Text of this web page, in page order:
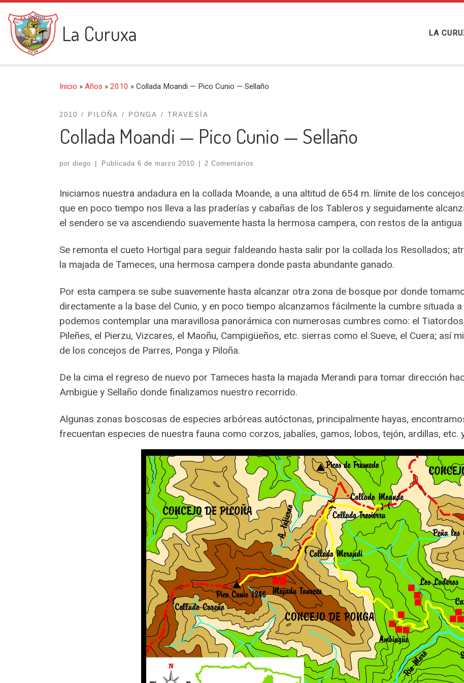
Saltar al contenido
La Curuxa LA
Inicio » Años » 2010 » Collada Moandi — Pico Cunio — Sellaño
2010 PILOÑA PONGA TRAVESÍA
Collada Moandi — Pico Cunio — Sellaño
por diego Publicada 6 de marzo 2010 2 Comentarios
Iniciamos nuestra andadura en la collada Moande, a una altitud de 654 m. límite de los
que en poco tiempo nos lleva a las praderías y cabañas de los Tableros y seguidamente
el sendero se va ascendiendo suavemente hasta la hermosa campera, con restos de la
Se remonta el cueto Hortigal para seguir faldeando hasta salir por la collada los Resollados;
la majada de Tameces, una hermosa campera donde pasta abundante ganado.
Por esta campera se sube suavemente hasta alcanzar otra zona de bosque por donde
directamente a la base del Cunio, y en poco tiempo alcanzamos fácilmente la cumbre situada
podemos contemplar una maravillosa panorámica con numerosas cumbres como: el
Pileñes, el Pierzu, Vizcares, el Maoñu, Campigüeños, etc. sierras como el Sueve, el Cuera; así
de los concejos de Parres, Ponga y Piloña.
De la cima el regreso de nuevo por Tameces hasta la majada Merandi para tomar dirección
Ambigüe y Sellaño donde finalizamos nuestro recorrido.
Algunas zonas boscosas de especies arbóreas autóctonas, principalmente hayas,
frecuentan especies de nuestra fauna como corzos, jabalíes, gamos, lobos, tejón, ardillas, etc.